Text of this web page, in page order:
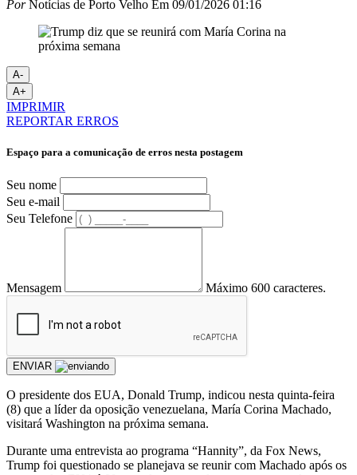
PorNotícias de Porto Velho Em 09/01/2026 01:16
A-
A+
IMPRIMIR
REPORTAR ERROS
Espaço para a comunicação de erros nesta postagem
Seu nome
Seu e-mail
Seu Telefone
Mensagem Máximo 600 caracteres.
ENVIAR
O presidente dos EUA, Donald Trump, indicou nesta quinta-feira
(8) que a líder da oposição venezuelana, María Corina Machado,
visitará Washington na próxima semana.
Durante uma entrevista ao programa “Hannity”, da Fox News,
Trump foi questionado se planejava se reunir com Machado após os